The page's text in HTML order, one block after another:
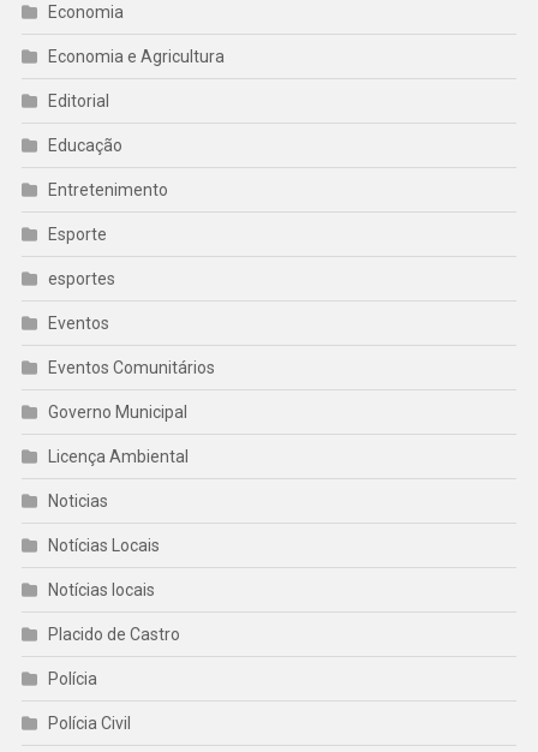
Economia
Economia e Agricultura
Editorial
Educação
Entretenimento
Esporte
esportes
Eventos
Eventos Comunitários
Governo Municipal
Licença Ambiental
Noticias
Notícias Locais
Notícias locais
Placido de Castro
Polícia
Polícia Civil